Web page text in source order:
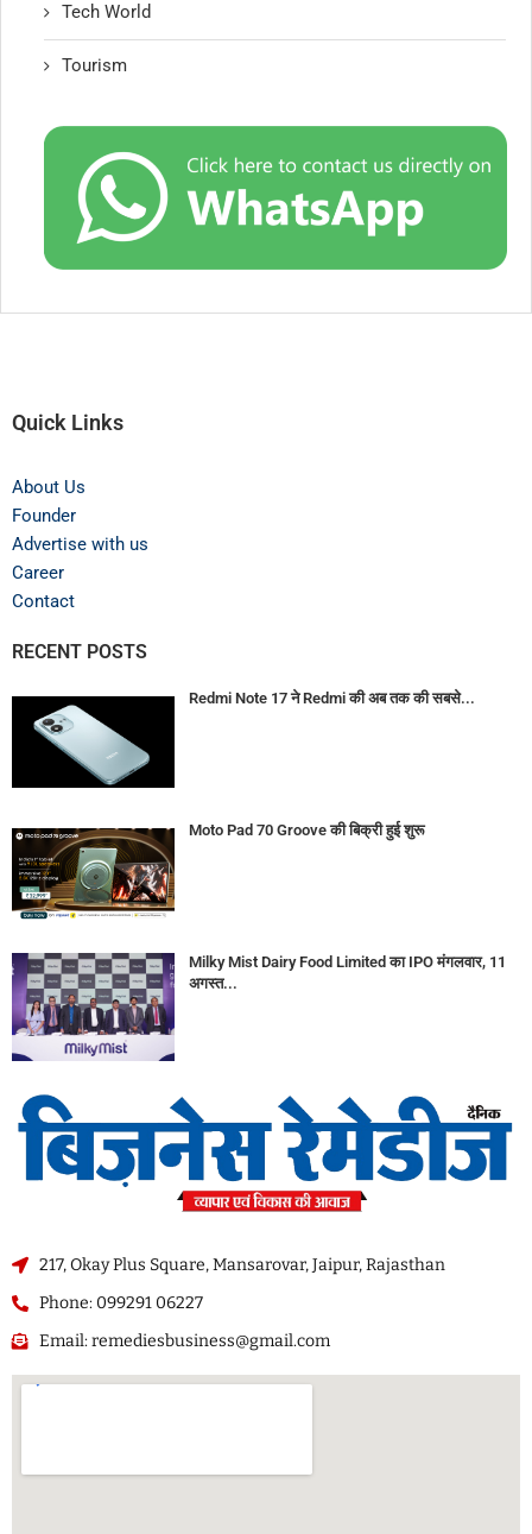
Tech World
Tourism
Quick Links
About Us
Founder
Advertise with us
Career
Contact
RECENT POSTS
Redmi Note 17 ने Redmi की अब तक की सबसे...
Moto Pad 70 Groove की बिक्री हुई शुरू
Milky Mist Dairy Food Limited का IPO मंगलवार, 11
अगस्त...
217, Okay Plus Square, Mansarovar, Jaipur, Rajasthan
Phone: 099291 06227
Email: remediesbusiness@gmail.com